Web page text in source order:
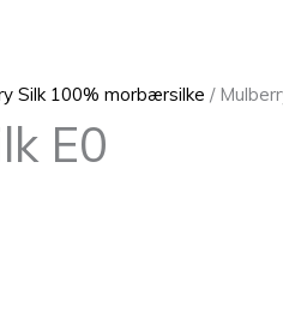
Silk 100% morbærsilke /
E0